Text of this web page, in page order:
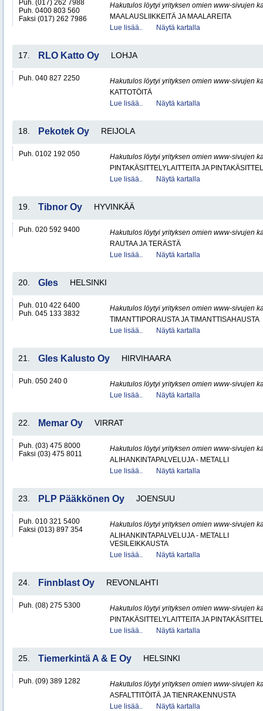
Puh. (017) 262 7988
Puh. 0400 803 560
Faksi (017) 262 7986
Hakutulos löytyi yrityksen omien www-sivujen
MAALAUSLIIKKEITÄ JA MAALAREITA
Lue lisää..
Näytä kartalla
17. RLO Katto Oy LOHJA
Puh. 040 827 2250
Hakutulos löytyi yrityksen omien www-sivujen
KATTOTÖITÄ
Lue lisää..
Näytä kartalla
18. Pekotek Oy REIJOLA
Puh. 0102 192 050
Hakutulos löytyi yrityksen omien www-sivujen
PINTAKÄSITTELYLAITTEITA JA
Lue lisää..
Näytä kartalla
19. Tibnor Oy HYVINKÄÄ
Puh. 020 592 9400
Hakutulos löytyi yrityksen omien www-sivujen
RAUTAA JA TERÄSTÄ
Lue lisää..
Näytä kartalla
20. Gles HELSINKI
Puh. 010 422 6400
Puh. 045 133 3832
Hakutulos löytyi yrityksen omien www-sivujen
TIMANTTIPORAUSTA JA TIMANTTISAHAUSTA
Lue lisää..
Näytä kartalla
21. Gles Kalusto Oy HIRVIHAARA
Puh. 050 240 0
Hakutulos löytyi yrityksen omien www-sivujen
Lue lisää..
Näytä kartalla
22. Memar Oy VIRRAT
Puh. (03) 475 8000
Faksi (03) 475 8011
Hakutulos löytyi yrityksen omien www-sivujen
ALIHANKINTAPALVELUJA - METALLI
Lue lisää..
Näytä kartalla
23. PLP Pääkkönen Oy JOENSUU
Puh. 010 321 5400
Faksi (013) 897 354
Hakutulos löytyi yrityksen omien www-sivujen
ALIHANKINTAPALVELUJA - METALLI
VESILEIKKAUSTA
Lue lisää..
Näytä kartalla
24. Finnblast Oy REVONLAHTI
Puh. (08) 275 5300
Hakutulos löytyi yrityksen omien www-sivujen
PINTAKÄSITTELYLAITTEITA JA
Lue lisää..
Näytä kartalla
25. Tiemerkintä A & E Oy HELSINKI
Puh. (09) 389 1282
Hakutulos löytyi yrityksen omien www-sivujen
ASFALTTITÖITÄ JA TIENRAKENNUSTA
Lue lisää..
Näytä kartalla